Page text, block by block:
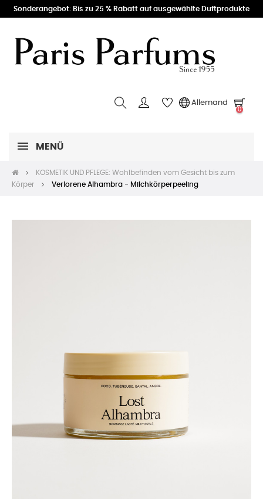
Sonderangebot: Bis zu 25 % Rabatt auf ausgewählte Duftprodukte
Allemand
0
MENÜ
KOSMETIK UND PFLEGE: Wohlbefinden vom Gesicht bis zum
Körper
Verlorene Alhambra - Milchkörperpeeling